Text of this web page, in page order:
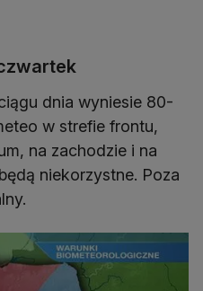
dnia wyniesie 80-
w strefie frontu,
na zachodzie i na
niekorzystne. Poza